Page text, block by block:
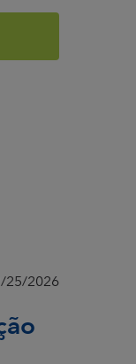
25/2026